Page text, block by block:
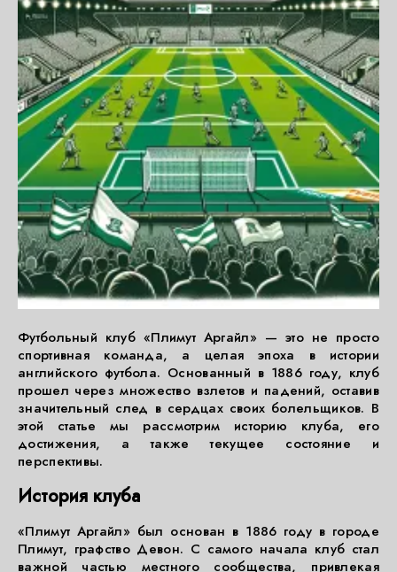
Футбольный клуб «Плимут Аргайл» — это не просто
спортивная команда, а целая эпоха в истории
английского футбола. Основанный в 1886 году, клуб
прошел через множество взлетов и падений, оставив
значительный след в сердцах своих болельщиков. В
этой статье мы рассмотрим историю клуба, его
достижения, а также текущее состояние и
перспективы.
История клуба
«Плимут Аргайл» был основан в 1886 году в городе
Плимут, графство Девон. С самого начала клуб стал
важной частью местного сообщества, привлекая